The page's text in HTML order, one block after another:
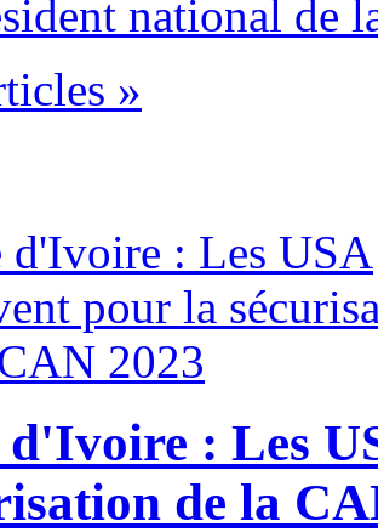
national de
»
d'Ivoire : Les
de la